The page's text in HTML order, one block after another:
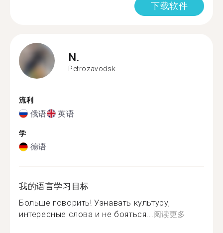
下载软件
N.
Petrozavodsk
流利
俄语 英语
学
德语
我的语言学习目标
Больше говорить! Узнавать культуру,
интересные слова и не бояться...阅读更多